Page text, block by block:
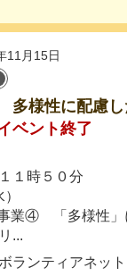
11月15日
様性に配慮し
ベント終了
１時５０分
業④ 「多様性」
...
ランティアネット